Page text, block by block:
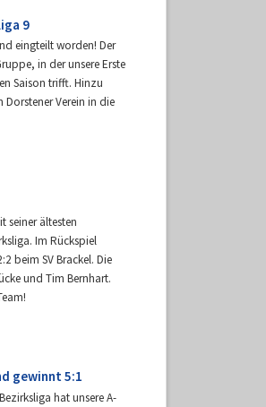
9
eingteilt worden! Der
in der unsere Erste
Saison trifft. Hinzu
Verein in die
seiner ältesten
Im Rückspiel
beim SV Brackel. Die
und Tim Bernhart.
gewinnt 5:1
hat unsere A-